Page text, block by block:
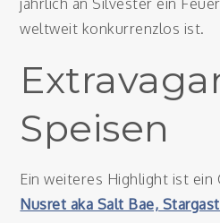
jährlich an Silvester ein
weltweit konkurrenzlos ist.
Speisen
Ein weiteres Highlight ist ein
Nusret aka Salt Bae,